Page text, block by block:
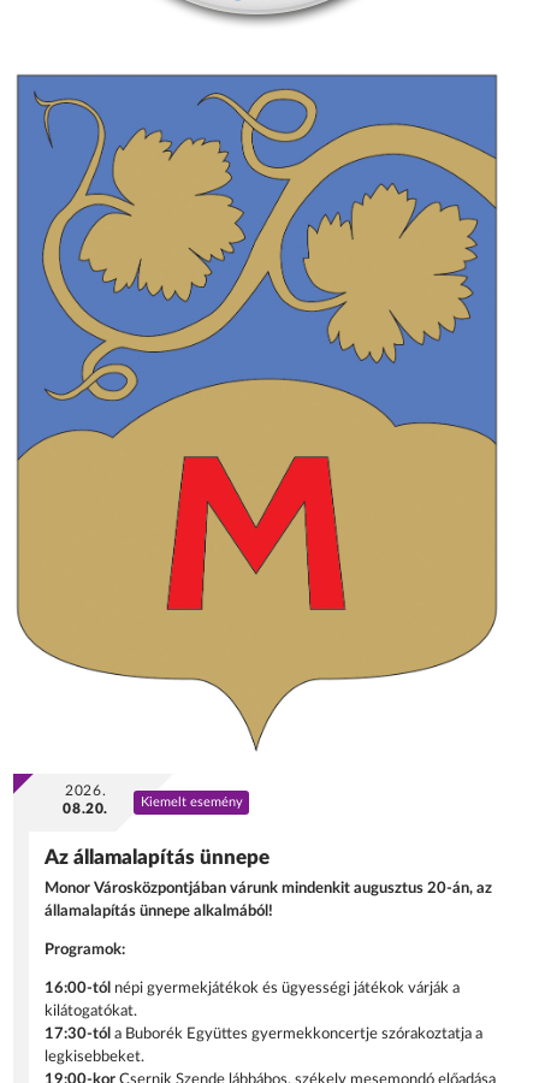
2026.
08.20.
Kiemelt esemény
Az államalapítás ünnepe
Monor Városközpontjában várunk mindenkit augusztus 20-án, az
államalapítás ünnepe alkalmából!
Programok:
16:00-tól népi gyermekjátékok és ügyességi játékok várják a
kilátogatókat.
17:30-tól a Buborék Együttes gyermekkoncertje szórakoztatja a
legkisebbeket.
19:00-korCsernik Szende lábbábos, székely mesemondó előadása